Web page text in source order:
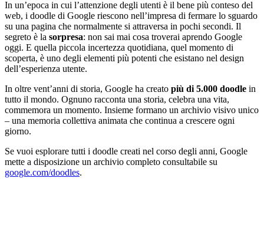
In un’epoca in cui l’attenzione degli utenti è il bene più conteso del
web, i doodle di Google riescono nell’impresa di fermare lo sguardo
su una pagina che normalmente si attraversa in pochi secondi. Il
segreto è la sorpresa: non sai mai cosa troverai aprendo Google
oggi. E quella piccola incertezza quotidiana, quel momento di
scoperta, è uno degli elementi più potenti che esistano nel design
dell’esperienza utente.
In oltre vent’anni di storia, Google ha creato più di 5.000 doodle in
tutto il mondo. Ognuno racconta una storia, celebra una vita,
commemora un momento. Insieme formano un archivio visivo unico
– una memoria collettiva animata che continua a crescere ogni
giorno.
Se vuoi esplorare tutti i doodle creati nel corso degli anni, Google
mette a disposizione un archivio completo consultabile su
google.com/doodles.